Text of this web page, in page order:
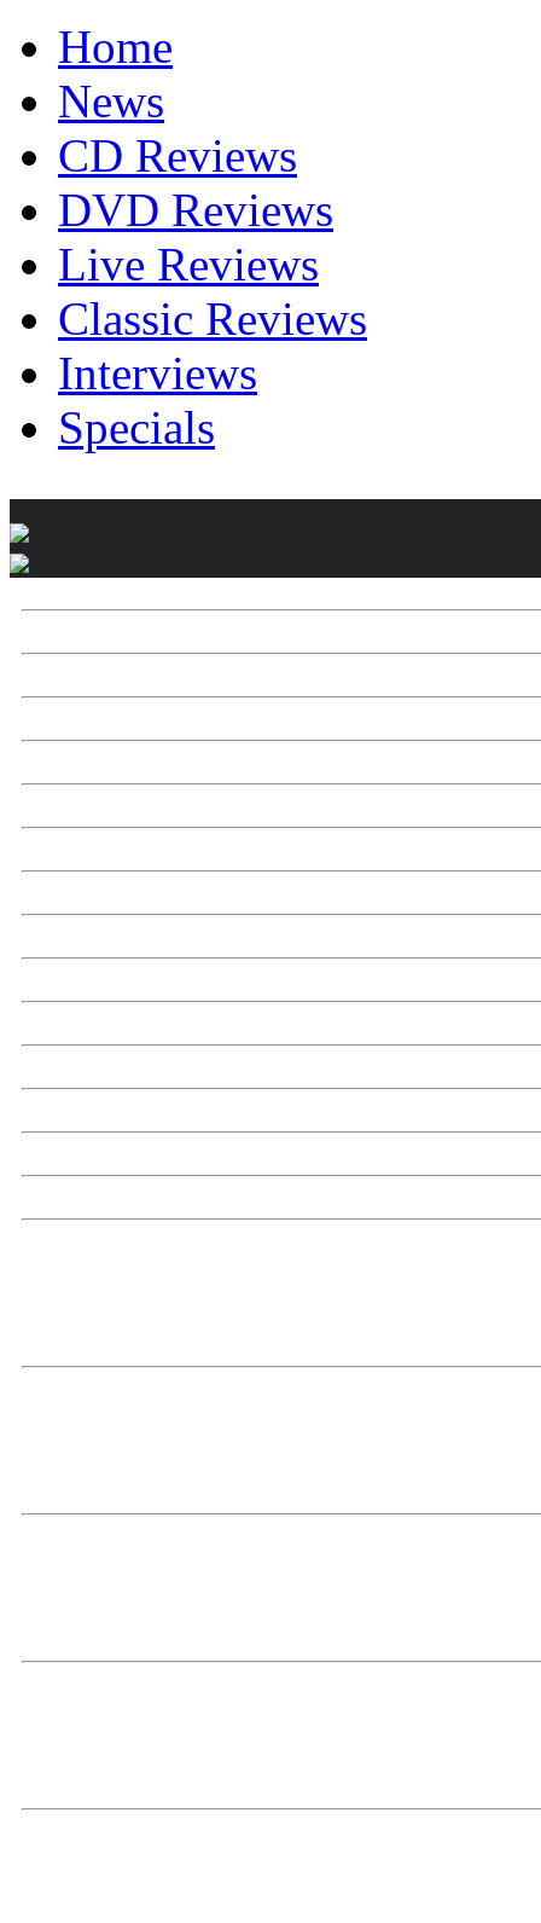
Home
News
CD Reviews
DVD Reviews
Live Reviews
Classic Reviews
Interviews
Specials